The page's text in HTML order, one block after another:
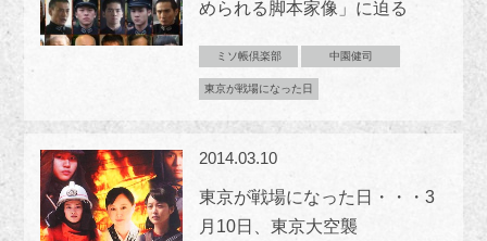
められる脚本家像」に迫る
ミソ帳倶楽部 中園健司
東京が戦場になった日
2014.03.10
東京が戦場になった日・・・3
月10日、東京大空襲